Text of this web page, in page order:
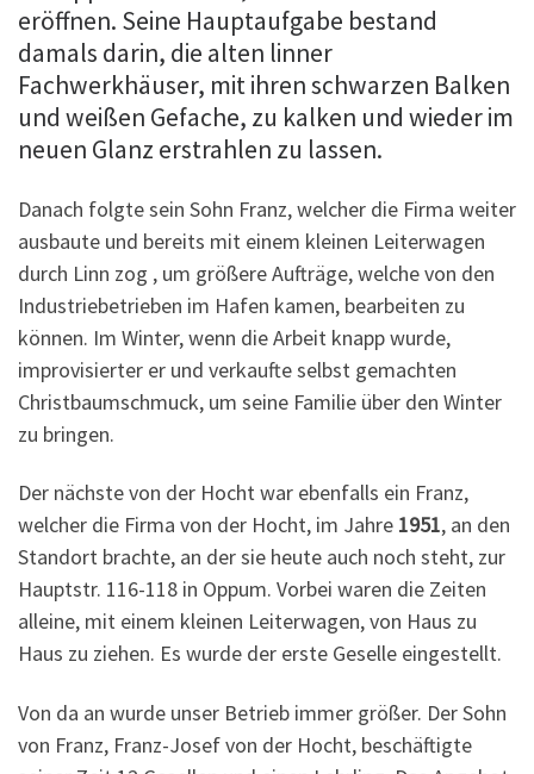
eröffnen. Seine Hauptaufgabe bestand
damals darin, die alten linner
Fachwerkhäuser, mit ihren schwarzen Balken
und weißen Gefache, zu kalken und wieder im
neuen Glanz erstrahlen zu lassen.
Danach folgte sein Sohn Franz, welcher die Firma weiter
ausbaute und bereits mit einem kleinen Leiterwagen
durch Linn zog , um größere Aufträge, welche von den
Industriebetrieben im Hafen kamen, bearbeiten zu
können. Im Winter, wenn die Arbeit knapp wurde,
improvisierter er und verkaufte selbst gemachten
Christbaumschmuck, um seine Familie über den Winter
zu bringen.
Der nächste von der Hocht war ebenfalls ein Franz,
welcher die Firma von der Hocht, im Jahre 1951, an den
Standort brachte, an der sie heute auch noch steht, zur
Hauptstr. 116-118 in Oppum. Vorbei waren die Zeiten
alleine, mit einem kleinen Leiterwagen, von Haus zu
Haus zu ziehen. Es wurde der erste Geselle eingestellt.
Von da an wurde unser Betrieb immer größer. Der Sohn
von Franz, Franz-Josef von der Hocht, beschäftigte